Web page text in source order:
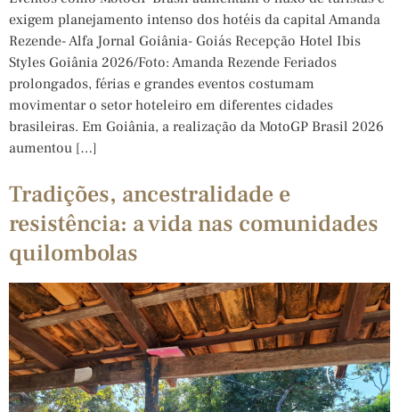
exigem planejamento intenso dos hotéis da capital Amanda
Rezende- Alfa Jornal Goiânia- Goiás Recepção Hotel Ibis
Styles Goiânia 2026/Foto: Amanda Rezende Feriados
prolongados, férias e grandes eventos costumam
movimentar o setor hoteleiro em diferentes cidades
brasileiras. Em Goiânia, a realização da MotoGP Brasil 2026
aumentou […]
Tradições, ancestralidade e
resistência: a vida nas comunidades
quilombolas